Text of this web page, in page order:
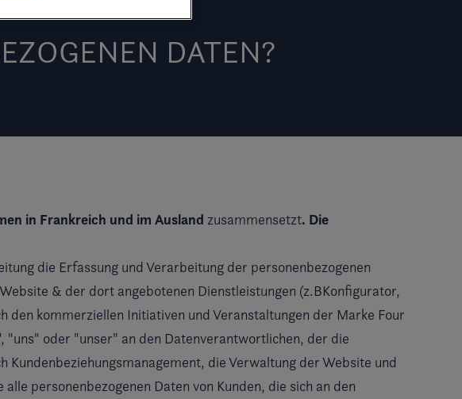
DATEN?
in Frankreich und im Ausland zusammensetzt. Die
die Erfassung und Verarbeitung der personenbezogenen
& der dort angebotenen Dienstleistungen (z.BKonfigurator,
den kommerziellen Initiativen und Veranstaltungen der Marke Four
"uns" oder "unser" an den Datenverantwortlichen, der die
die Verwaltung der Website und
personenbezogenen Daten von Kunden, die sich an den